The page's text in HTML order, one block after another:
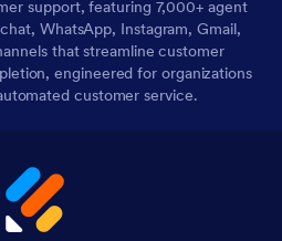
support, featuring 7,000+ agent
WhatsApp, Instagram, Gmail,
that streamline customer
engineered for organizations
customer service.